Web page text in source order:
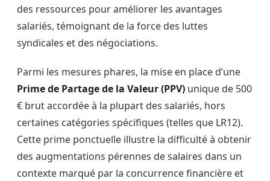
des ressources pour améliorer les avantages
salariés, témoignant de la force des luttes
syndicales et des négociations.
Parmi les mesures phares, la mise en place d’une
Prime de Partage de la Valeur (PPV) unique de 500
€ brut accordée à la plupart des salariés, hors
certaines catégories spécifiques (telles que LR12).
Cette prime ponctuelle illustre la difficulté à obtenir
des augmentations pérennes de salaires dans un
contexte marqué par la concurrence financière et